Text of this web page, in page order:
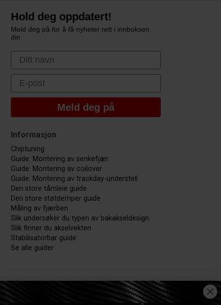
Hold deg oppdatert!
Meld deg på for å få nyheter rett i innboksen
din
First Name
Email
Meld deg på
Informasjon
Chiptuning
Guide: Montering av senkefjær
Guide: Montering av coilover
Guide: Montering av trackday-understell
Den store tårnleie guide
Den store støtdemper guide
Måling av fjærben
Slik undersøker du typen av bakakseldesign
Slik finner du akselvekten
Stabilisatorbar guide
Se alle guider